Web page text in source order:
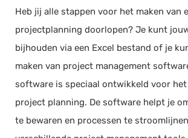
Heb jij alle stappen voor het maken van
projectplanning doorlopen? Je kunt
bijhouden via een Excel bestand of je
maken van project management
software is speciaal ontwikkeld voor het
project planning. De software helpt je
te bewaren en processen te